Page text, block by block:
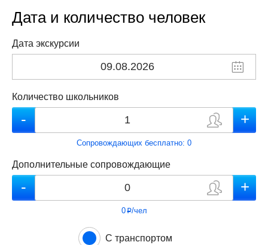
Дата и количество человек
Дата экскурсии
Количество школьников
Сопровождающих бесплатно: 0
Дополнительные сопровождающие
0p/чел
С транспортом